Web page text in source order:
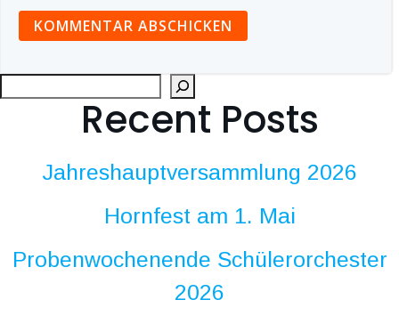
Recent Posts
Jahreshauptversammlung 2026
Hornfest am 1. Mai
Probenwochenende Schülerorchester
2026